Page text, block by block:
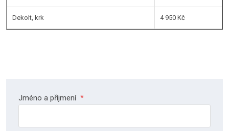
Dekolt, krk 4 950 Kč
Jméno a příjmení *